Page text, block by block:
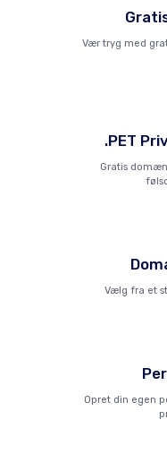
Vær tryg med
.PET
Gratis
Vælg fra et
Opret din egen